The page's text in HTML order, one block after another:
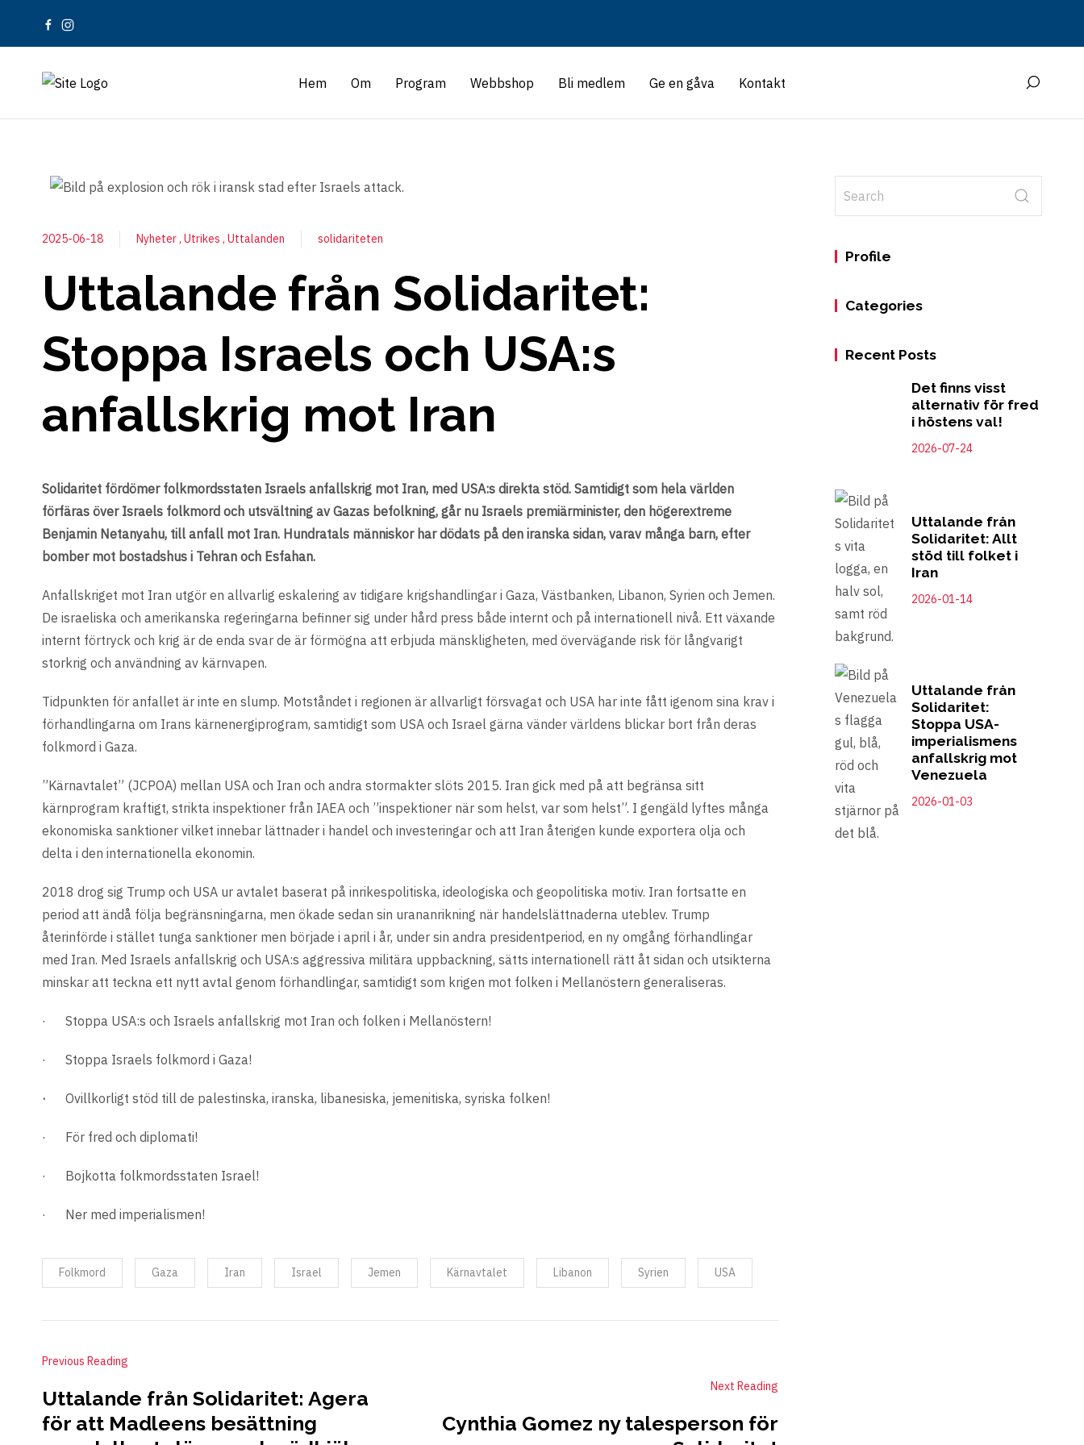
Hem Om Program Webbshop Bli medlem Ge en gåva Kontakt
2025-06-18 Nyheter Utrikes Uttalanden solidariteten
Uttalande från Solidaritet:
Stoppa Israels och USA:s
anfallskrig mot Iran
Solidaritet fördömer folkmordsstaten Israels anfallskrig mot Iran, med USA:s direkta stöd. Samtidigt som hela världen
förfäras över Israels folkmord och utsvältning av Gazas befolkning, går nu Israels premiärminister, den högerextreme
Benjamin Netanyahu, till anfall mot Iran. Hundratals människor har dödats på den iranska sidan, varav många barn, efter
bomber mot bostadshus i Tehran och Esfahan.
Anfallskriget mot Iran utgör en allvarlig eskalering av tidigare krigshandlingar i Gaza, Västbanken, Libanon, Syrien och Jemen.
De israeliska och amerikanska regeringarna befinner sig under hård press både internt och på internationell nivå. Ett växande
internt förtryck och krig är de enda svar de är förmögna att erbjuda mänskligheten, med övervägande risk för långvarigt
storkrig och användning av kärnvapen.
Tidpunkten för anfallet är inte en slump. Motståndet i regionen är allvarligt försvagat och USA har inte fått igenom sina krav i
förhandlingarna om Irans kärnenergiprogram, samtidigt som USA och Israel gärna vänder världens blickar bort från deras
folkmord i Gaza.
”Kärnavtalet” (JCPOA) mellan USA och Iran och andra stormakter slöts 2015. Iran gick med på att begränsa sitt
kärnprogram kraftigt, strikta inspektioner från IAEA och ”inspektioner när som helst, var som helst”. I gengäld lyftes många
ekonomiska sanktioner vilket innebar lättnader i handel och investeringar och att Iran återigen kunde exportera olja och
delta i den internationella ekonomin.
2018 drog sig Trump och USA ur avtalet baserat på inrikespolitiska, ideologiska och geopolitiska motiv. Iran fortsatte en
period att ändå följa begränsningarna, men ökade sedan sin urananrikning när handelslättnaderna uteblev. Trump
återinförde i stället tunga sanktioner men började i april i år, under sin andra presidentperiod, en ny omgång förhandlingar
med Iran. Med Israels anfallskrig och USA:s aggressiva militära uppbackning, sätts internationell rätt åt sidan och utsikterna
minskar att teckna ett nytt avtal genom förhandlingar, samtidigt som krigen mot folken i Mellanöstern generaliseras.
· Stoppa USA:s och Israels anfallskrig mot Iran och folken i Mellanöstern!
· Stoppa Israels folkmord i Gaza!
· Ovillkorligt stöd till de palestinska, iranska, libanesiska, jemenitiska, syriska folken!
· För fred och diplomati!
· Bojkotta folkmordsstaten Israel!
· Ner med imperialismen!
Folkmord Gaza Iran Israel Jemen Kärnavtalet Libanon Syrien USA
Previous Reading
Uttalande från Solidaritet: Agera
för att Madleens besättning
Next Reading
Cynthia Gomez ny talesperson för
Profile
Categories
Recent Posts
Det finns visst
alternativ för fred
i höstens val!
2026-07-24
Uttalande från
Solidaritet: Allt
stöd till folket i
Iran
2026-01-14
Uttalande från
Solidaritet:
Stoppa USA-
imperialismens
anfallskrig mot
Venezuela
2026-01-03